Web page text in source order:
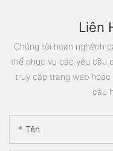
Liên
Chúng tôi hoan nghênh
thể phục vụ các yêu cầu
truy cập trang web
câu
Tên